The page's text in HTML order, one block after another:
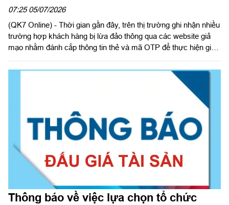
07:25 05/07/2026
(QK7 Online) - Thời gian gần đây, trên thị trường ghi nhận nhiều
trường hợp khách hàng bị lừa đảo thông qua các website giả
mạo nhằm đánh cắp thông tin thẻ và mã OTP để thực hiện giao
giao diện tương tự website của doanh nghiệp, thương hiệu uy
tín hoặc cơ quan nhà nước để tạo lòng tin với khách hàng.
Thông báo về việc lựa chọn tổ chức